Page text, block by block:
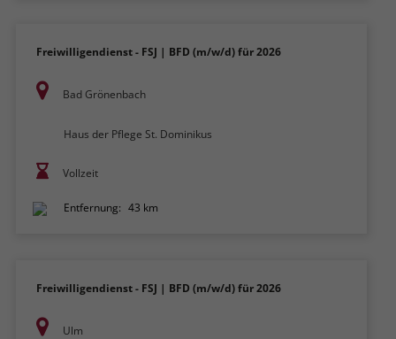
Freiwilligendienst - FSJ | BFD (m/w/d) für 2026
Bad Grönenbach
Haus der Pflege St. Dominikus
Vollzeit
Entfernung: 43 km
Freiwilligendienst - FSJ | BFD (m/w/d) für 2026
Ulm